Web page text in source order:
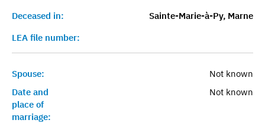
Deceased in:
Sainte-Marie-à-Py, Marne
LEA file number:
Spouse:
Not known
Date and
place of
marriage:
Not known